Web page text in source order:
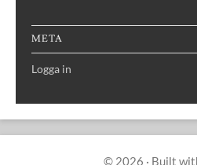
META
Logga in
© 2026 · Built